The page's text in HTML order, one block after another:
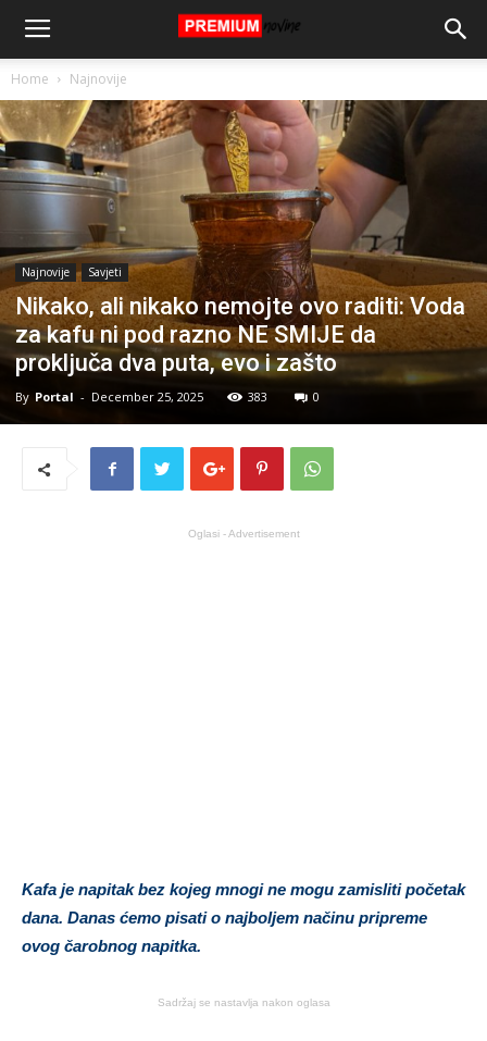
Home Najnovije
Najnovije Savjeti
Nikako, ali nikako nemojte ovo raditi: Voda
za kafu ni pod razno NE SMIJE da
proključa dva puta, evo i zašto
By Portal - December 25, 2025 383 0
Oglasi - Advertisement
Kafa je napitak bez kojeg mnogi ne mogu zamisliti početak
dana. Danas ćemo pisati o najboljem načinu pripreme
ovog čarobnog napitka.
Sadržaj se nastavlja nakon oglasa